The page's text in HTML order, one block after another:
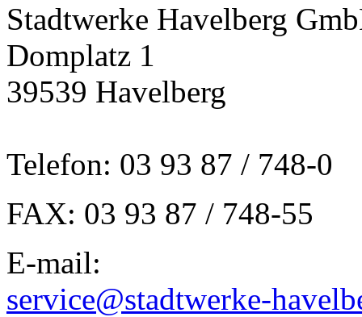
Stadtwerke Havelberg
Domplatz 1
39539 Havelberg
Telefon: 03 93 87 / 748-0
FAX: 03 93 87 / 748-55
E-mail:
service@stadtwerke-